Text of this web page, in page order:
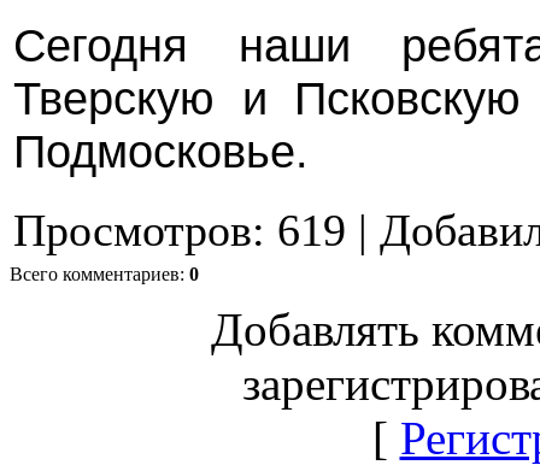
Сегодня наши
Тверскую и
Подмосковье.
Просмотров: 619 |
Всего комментариев: 0
Добавлять
[